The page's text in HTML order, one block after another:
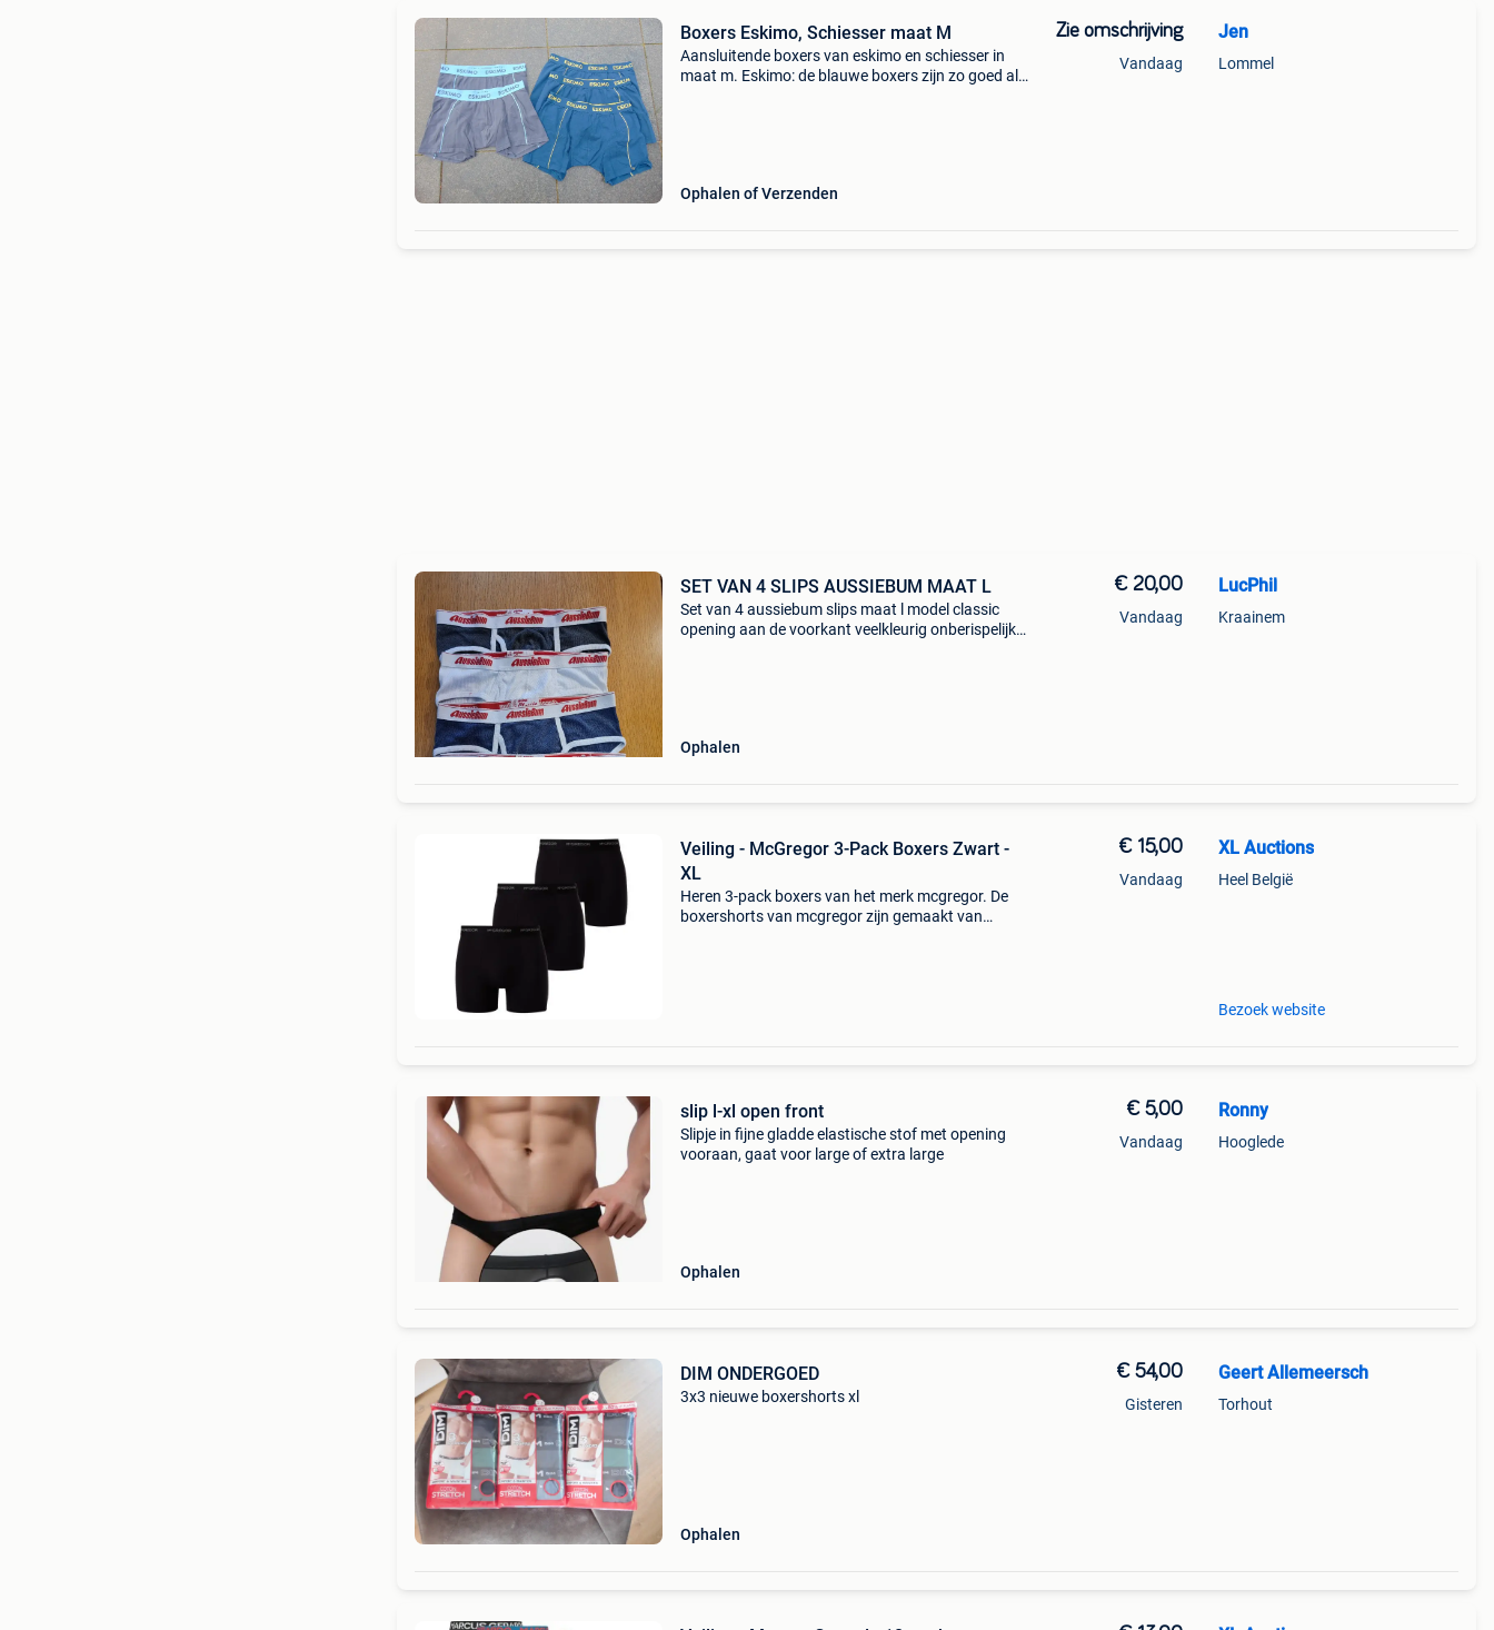
Boxers Eskimo, Schiesser maat M
Aansluitende boxers van eskimo en schiesser in
maat m. Eskimo: de blauwe boxers zijn zo goed als
Ophalen of Verzenden
Zie omschrijving
Vandaag
Jen
Lommel
SET VAN 4 SLIPS AUSSIEBUM MAAT L
Set van 4 aussiebum slips maat l model classic
opening aan de voorkant veelkleurig onberispelijke
Ophalen
€ 20,00
Vandaag
LucPhil
Kraainem
Veiling - McGregor 3-Pack Boxers Zwart -
XL
Heren 3-pack boxers van het merk mcgregor. De
boxershorts van mcgregor zijn gemaakt van
€ 15,00
Vandaag
XL Auctions
Heel België
Bezoek website
slip l-xl open front
Slipje in fijne gladde elastische stof met opening
vooraan, gaat voor large of extra large
Ophalen
€ 5,00
Vandaag
Ronny
Hooglede
DIM ONDERGOED
3x3 nieuwe boxershorts xl
Ophalen
€ 54,00
Gisteren
Geert Allemeersch
Torhout